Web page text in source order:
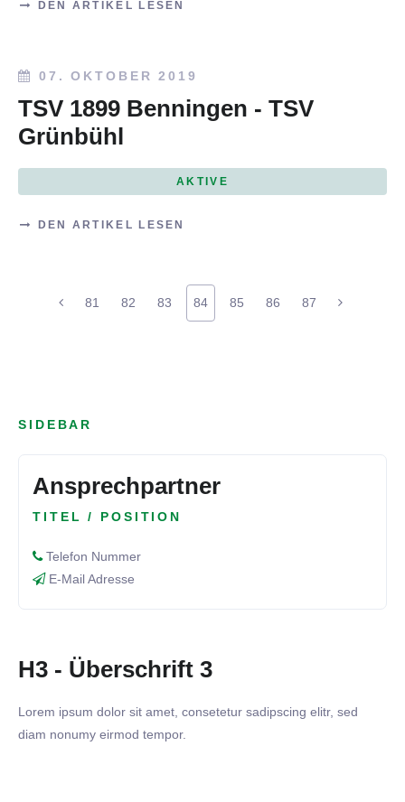
DEN ARTIKEL LESEN
07. OKTOBER 2019
TSV 1899 Benningen - TSV
Grünbühl
AKTIVE
DEN ARTIKEL LESEN
81 82 83 84 85 86 87
SIDEBAR
Ansprechpartner
TITEL / POSITION
Telefon Nummer
E-Mail Adresse
H3 - Überschrift 3
Lorem ipsum dolor sit amet, consetetur sadipscing elitr, sed
diam nonumy eirmod tempor.